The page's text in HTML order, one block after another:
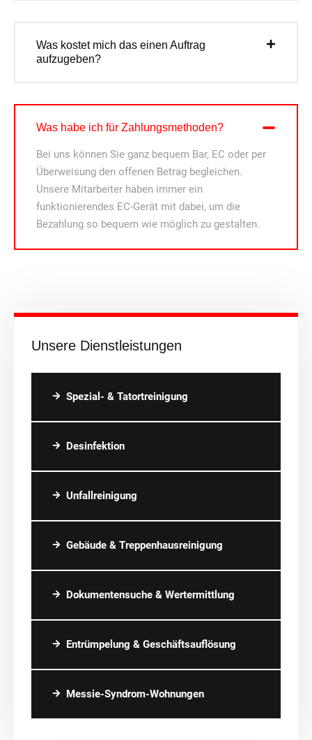
Unsere Dienstleistungen
Spezial- & Tatortreinigung
Desinfektion
Unfallreinigung
Gebäude & Treppenhausreinigung
Dokumentensuche & Wertermittlung
Entrümpelung & Geschäftsauflösung
Messie-Syndrom-Wohnungen
Was kostet mich das einen Auftrag
aufzugeben?
Was habe ich für Zahlungsmethoden?
Bei uns können Sie ganz bequem Bar, EC oder per
Überweisung den offenen Betrag begleichen.
Unsere Mitarbeiter haben immer ein
funktionierendes EC-Gerät mit dabei, um die
Bezahlung so bequem wie möglich zu gestalten.